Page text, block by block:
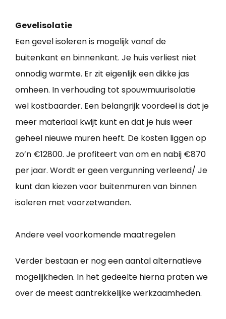
Gevelisolatie
Een gevel isoleren is mogelijk vanaf de
buitenkant en binnenkant. Je huis verliest niet
onnodig warmte. Er zit eigenlijk een dikke jas
omheen. In verhouding tot spouwmuurisolatie
wel kostbaarder. Een belangrijk voordeel is dat je
meer materiaal kwijt kunt en dat je huis weer
geheel nieuwe muren heeft. De kosten liggen op
zo’n €12800. Je profiteert van om en nabij €870
per jaar. Wordt er geen vergunning verleend/ Je
kunt dan kiezen voor buitenmuren van binnen
isoleren met voorzetwanden.
Andere veel voorkomende maatregelen
Verder bestaan er nog een aantal alternatieve
mogelijkheden. In het gedeelte hierna praten we
over de meest aantrekkelijke werkzaamheden.